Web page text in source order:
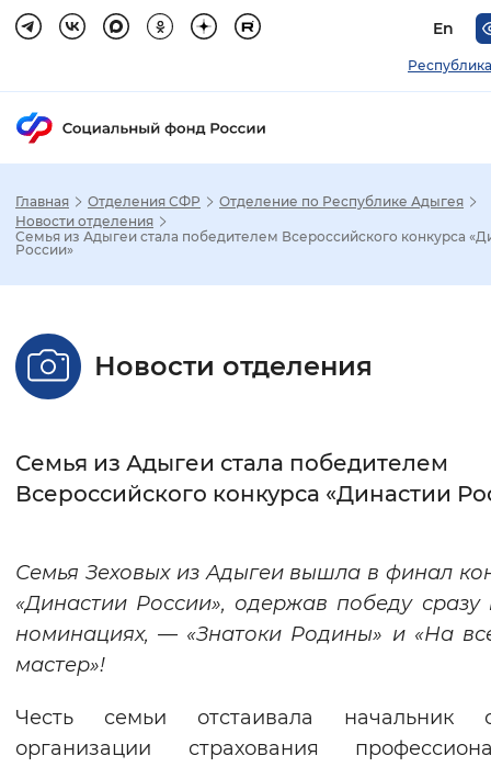
En
Стандартный Увеличенный
Без засечек С засечками
Нормальный Увеличенный
Цвет сайта
Монохромный
Синий фон
Главная Отделения СФР
Отделение по Республике Адыгея
Новости отделения
Семья из Адыгеи стала победителем Всероссийского конкурса
России»
Новости отделения
Семья из Адыгеи стала победителем
Всероссийского конкурса «Династии
Семья Зеховых из Адыгеи вышла в финал
«Династии России», одержав победу сразу
номинациях, — «Знатоки Родины» и «На
мастер»!
Честь семьи отстаивала начальник
организации страхования